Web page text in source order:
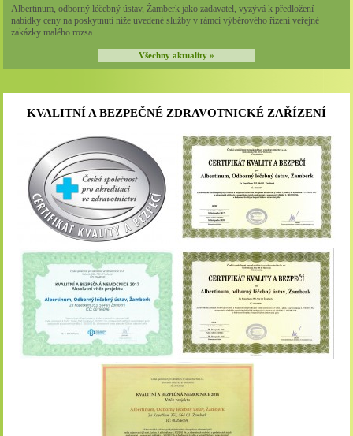
Albertinum, odborný léčebný ústav, Žamberk jako zadavatel, vyzývá k předložení
nabídky ceny na poskytnutí níže uvedené služby v rámci výběrového řízení veřejné
zakázky malého rozsa...
Všechny aktuality »
KVALITNÍ A BEZPEČNÉ ZDRAVOTNICKÉ ZAŘÍZENÍ